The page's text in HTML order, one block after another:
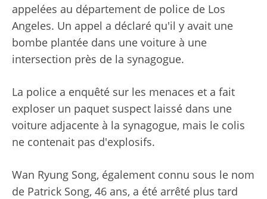
appelées au département de police de Los
Angeles. Un appel a déclaré qu'il y avait une
bombe plantée dans une voiture à une
intersection près de la synagogue.
La police a enquêté sur les menaces et a fait
exploser un paquet suspect laissé dans une
voiture adjacente à la synagogue, mais le colis
ne contenait pas d'explosifs.
Wan Ryung Song, également connu sous le nom
de Patrick Song, 46 ans, a été arrêté plus tard